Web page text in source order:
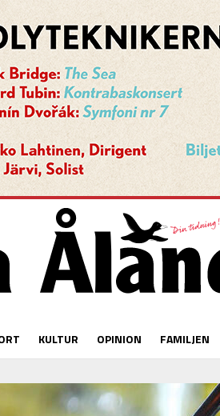
KULTUR OPINION FAMILJEN